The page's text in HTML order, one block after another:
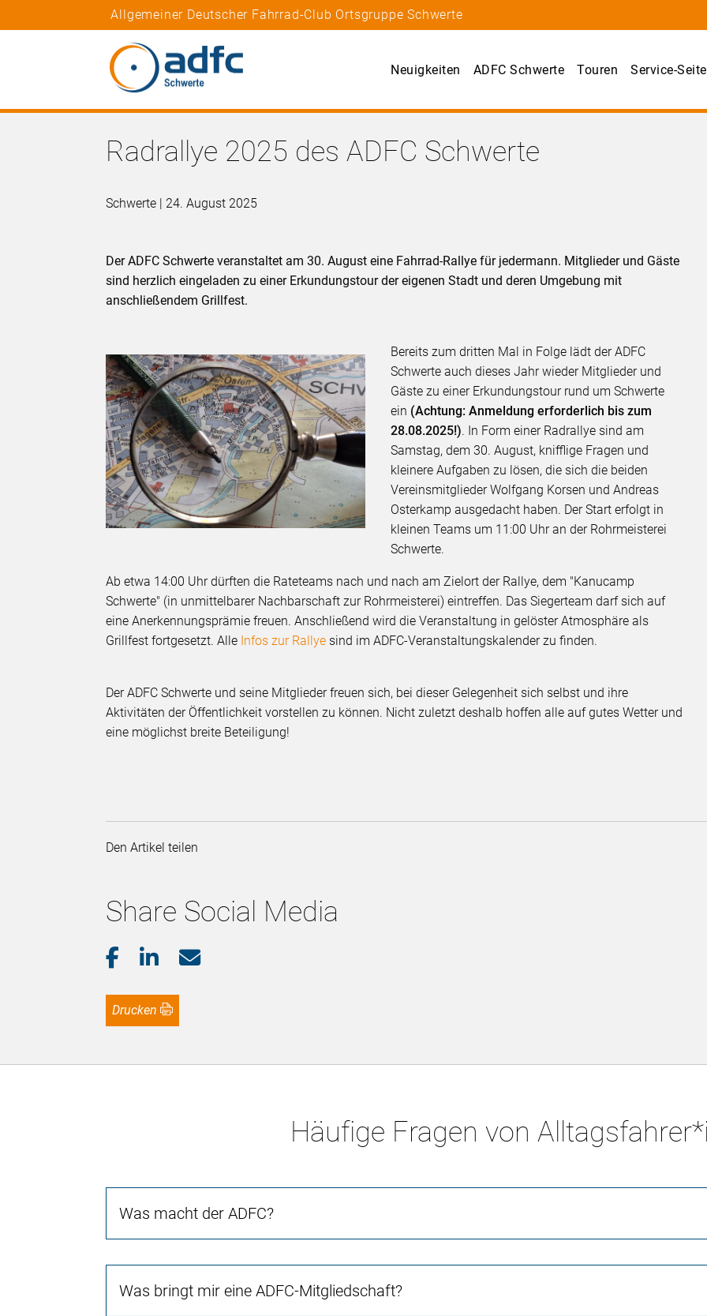
Allgemeiner Deutscher Fahrrad-Club Ortsgruppe Schwerte
Neuigkeiten ADFC Schwerte Touren Service-Seite
Radrallye 2025 des ADFC Schwerte
Schwerte | 24. August 2025
Der ADFC Schwerte veranstaltet am 30. August eine Fahrrad-Rallye für jedermann. Mitglieder und Gäste
sind herzlich eingeladen zu einer Erkundungstour der eigenen Stadt und deren Umgebung mit
anschließendem Grillfest.
Bereits zum dritten Mal in Folge lädt der ADFC
Schwerte auch dieses Jahr wieder Mitglieder und
Gäste zu einer Erkundungstour rund um Schwerte
ein (Achtung: Anmeldung erforderlich bis zum
28.08.2025!). In Form einer Radrallye sind am
Samstag, dem 30. August, knifflige Fragen und
kleinere Aufgaben zu lösen, die sich die beiden
Vereinsmitglieder Wolfgang Korsen und Andreas
Osterkamp ausgedacht haben. Der Start erfolgt in
kleinen Teams um 11:00 Uhr an der Rohrmeisterei
Schwerte.
Ab etwa 14:00 Uhr dürften die Rateteams nach und nach am Zielort der Rallye, dem "Kanucamp
Schwerte" (in unmittelbarer Nachbarschaft zur Rohrmeisterei) eintreffen. Das Siegerteam darf sich auf
eine Anerkennungsprämie freuen. Anschließend wird die Veranstaltung in gelöster Atmosphäre als
Grillfest fortgesetzt. Alle Infos zur Rallye sind im ADFC-Veranstaltungskalender zu finden.
Der ADFC Schwerte und seine Mitglieder freuen sich, bei dieser Gelegenheit sich selbst und ihre
Aktivitäten der Öffentlichkeit vorstellen zu können. Nicht zuletzt deshalb hoffen alle auf gutes Wetter und
eine möglichst breite Beteiligung!
Den Artikel teilen
Share Social Media
Drucken
Häufige Fragen von
Was macht der ADFC?
Was bringt mir eine ADFC-Mitgliedschaft?